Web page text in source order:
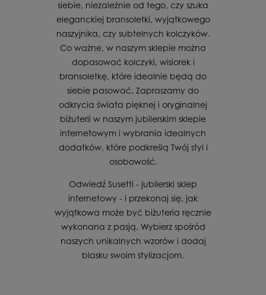
siebie, niezależnie od tego, czy szuka
eleganckiej bransoletki, wyjątkowego
naszyjnika, czy subtelnych kolczyków.
Co ważne, w naszym sklepie można
dopasować kolczyki, wisiorek i
bransoletkę, które idealnie będą do
siebie pasować. Zapraszamy do
odkrycia świata pięknej i oryginalnej
biżuterii w naszym jubilerskim sklepie
internetowym i wybrania idealnych
dodatków, które podkreślą Twój styl i
osobowość.
Odwiedź Susetti - jubilerski sklep
internetowy - i przekonaj się, jak
wyjątkowa może być biżuteria ręcznie
wykonana z pasją. Wybierz spośród
naszych unikalnych wzorów i dodaj
blasku swoim stylizacjom.